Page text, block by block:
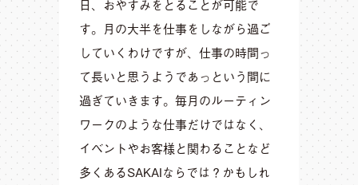
日、おやすみをとることが可能で
す。月の大半を仕事をしながら過ご
していくわけですが、仕事の時間っ
て長いと思うようであっという間に
過ぎていきます。毎月のルーティン
ワークのような仕事だけではなく、
イベントやお客様と関わることなど
多くあるSAKAIならでは？かもしれ